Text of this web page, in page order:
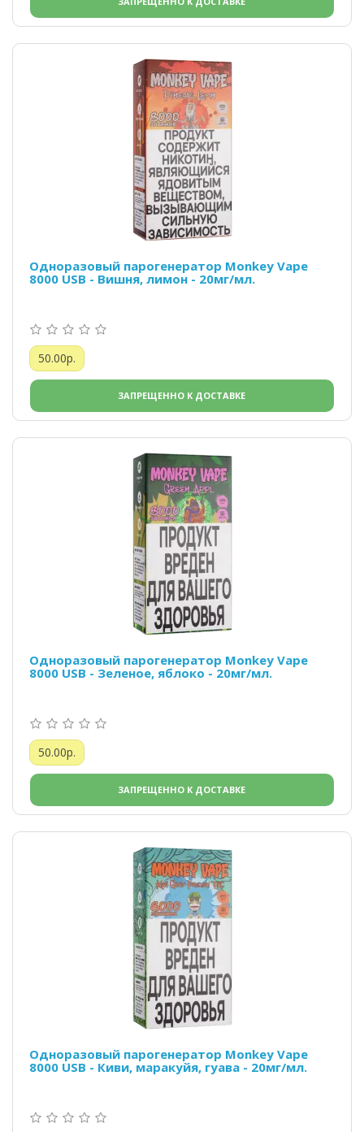
Одноразовый парогенератор Monkey Vape
8000 USB - Вишня, лимон - 20мг/мл.
50.00р.
ЗАПРЕЩЕННО К ДОСТАВКЕ
Одноразовый парогенератор Monkey Vape
8000 USB - Зеленое, яблоко - 20мг/мл.
50.00р.
ЗАПРЕЩЕННО К ДОСТАВКЕ
Одноразовый парогенератор Monkey Vape
8000 USB - Киви, маракуйя, гуава - 20мг/мл.